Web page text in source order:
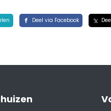
Deel via Facebook